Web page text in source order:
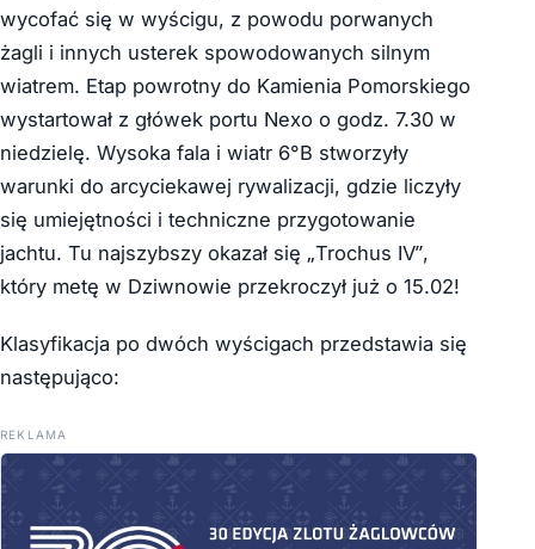
wycofać się w wyścigu, z powodu porwanych
żagli i innych usterek spowodowanych silnym
wiatrem. Etap powrotny do Kamienia Pomorskiego
wystartował z główek portu Nexo o godz. 7.30 w
niedzielę. Wysoka fala i wiatr 6°B stworzyły
warunki do arcyciekawej rywalizacji, gdzie liczyły
się umiejętności i techniczne przygotowanie
jachtu. Tu najszybszy okazał się „Trochus IV”,
który metę w Dziwnowie przekroczył już o 15.02!
Klasyfikacja po dwóch wyścigach przedstawia się
następująco:
REKLAMA